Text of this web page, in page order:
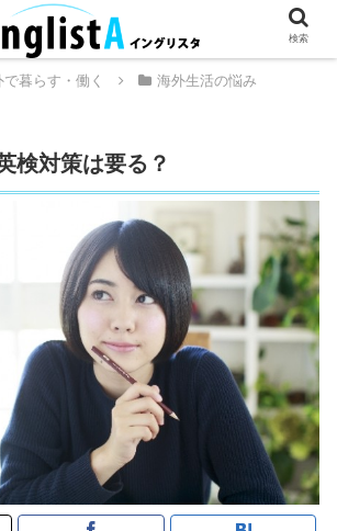
が話せるとちょっとハッピー。
で暮らす・働く 海外生活の悩み
検対策は要る？
検索